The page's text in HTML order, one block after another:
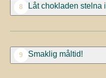
8 Låt chokladen stelna
9 Smaklig måltid!